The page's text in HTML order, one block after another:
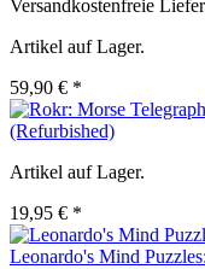
Versandkostenfreie
Artikel auf Lager.
59,90 € *
(Refurbished)
Artikel auf Lager.
19,95 € *
Leonardo's Mind